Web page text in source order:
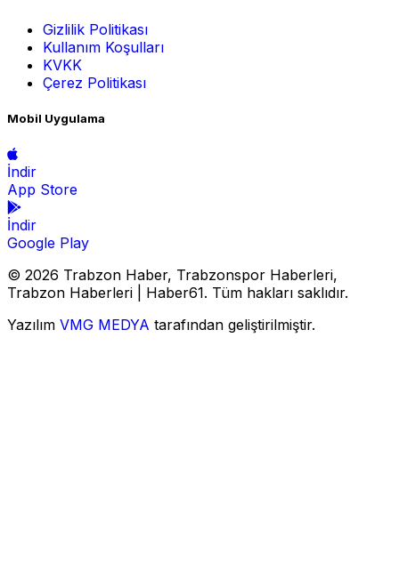
Gizlilik Politikası
Kullanım Koşulları
KVKK
Çerez Politikası
Mobil Uygulama
İndir
App Store
İndir
Google Play
© 2026 Trabzon Haber, Trabzonspor Haberleri,
Trabzon Haberleri | Haber61. Tüm hakları saklıdır.
Yazılım VMG MEDYA tarafından geliştirilmiştir.